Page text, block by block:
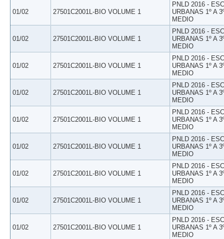
01/02 27501C2001L-BIO VOLUME 1
PNLD 2016 -
URBANAS 1º A
MEDIO
01/02 27501C2001L-BIO VOLUME 1
PNLD 2016 -
URBANAS 1º A
MEDIO
01/02 27501C2001L-BIO VOLUME 1
PNLD 2016 -
URBANAS 1º A
MEDIO
01/02 27501C2001L-BIO VOLUME 1
PNLD 2016 -
URBANAS 1º A
MEDIO
01/02 27501C2001L-BIO VOLUME 1
PNLD 2016 -
URBANAS 1º A
MEDIO
01/02 27501C2001L-BIO VOLUME 1
PNLD 2016 -
URBANAS 1º A
MEDIO
01/02 27501C2001L-BIO VOLUME 1
PNLD 2016 -
URBANAS 1º A
MEDIO
01/02 27501C2001L-BIO VOLUME 1
PNLD 2016 -
URBANAS 1º A
MEDIO
01/02 27501C2001L-BIO VOLUME 1
PNLD 2016 -
URBANAS 1º A
MEDIO